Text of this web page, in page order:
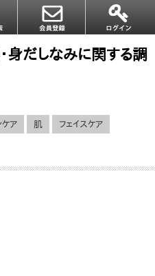
だしなみに関する調
ケア 肌 フェイスケア